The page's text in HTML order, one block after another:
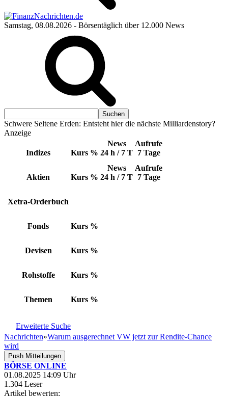
Samstag, 08.08.2026 - Börsentäglich über 12.000 News
Schwere Seltene Erden: Entsteht hier die nächste Milliardenstory?
Anzeige
Indizes Kurs %
News
24 h / 7 T
Aufrufe
7 Tage
Aktien Kurs %
News
24 h / 7 T
Aufrufe
7 Tage
Xetra-Orderbuch
Fonds Kurs %
Devisen Kurs %
Rohstoffe Kurs %
Themen Kurs %
Erweiterte Suche
Nachrichten»Warum ausgerechnet VW jetzt zur Rendite-Chance
wird
Push Mitteilungen
BÖRSE ONLINE
01.08.2025 14:09 Uhr
1.304 Leser
Artikel bewerten: